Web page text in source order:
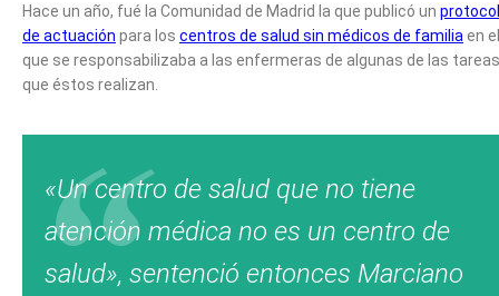
Hace un año, fué la Comunidad de Madrid la que publicó un
de actuación para los centros de salud sin médicos de familia en el
que se responsabilizaba a las enfermeras de algunas de las tareas
que éstos realizan.
«Un centro de salud que no tiene
atención médica no es un centro de
salud», sentenció entonces Marciano